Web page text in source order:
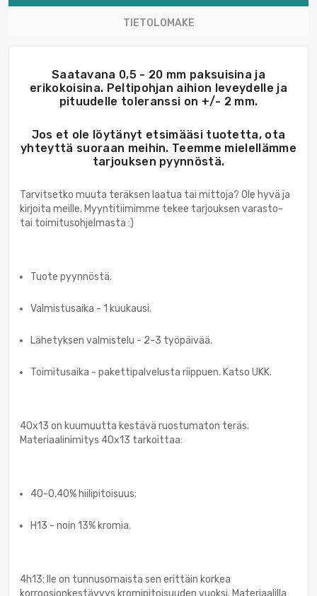
TIETOLOMAKE
Saatavana 0,5 - 20 mm paksuisina ja
erikokoisina. Peltipohjan aihion leveydelle ja
pituudelle toleranssi on +/- 2 mm.
Jos et ole löytänyt etsimääsi tuotetta, ota
yhteyttä suoraan meihin. Teemme mielellämme
tarjouksen pyynnöstä.
Tarvitsetko muuta teräksen laatua tai mittoja? Ole hyvä ja
kirjoita meille. Myyntitiimimme tekee tarjouksen varasto-
tai toimitusohjelmasta :)
Tuote pyynnöstä.
Valmistusaika - 1 kuukausi.
Lähetyksen valmistelu - 2-3 työpäivää.
Toimitusaika - pakettipalvelusta riippuen. Katso UKK.
40x13 on kuumuutta kestävä ruostumaton teräs.
Materiaalinimitys 40x13 tarkoittaa:
40-0,40% hiilipitoisuus;
H13 - noin 13% kromia.
4h13: lle on tunnusomaista sen erittäin korkea
korroosionkestävyys kromipitoisuuden vuoksi. Materiaalilla